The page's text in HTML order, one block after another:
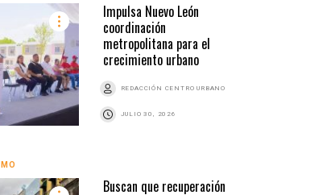
Impulsa Nuevo León
coordinación
metropolitana para el
crecimiento urbano
REDACCIÓN CENTRO URBANO
JULIO 30, 2026
Buscan que recuperación